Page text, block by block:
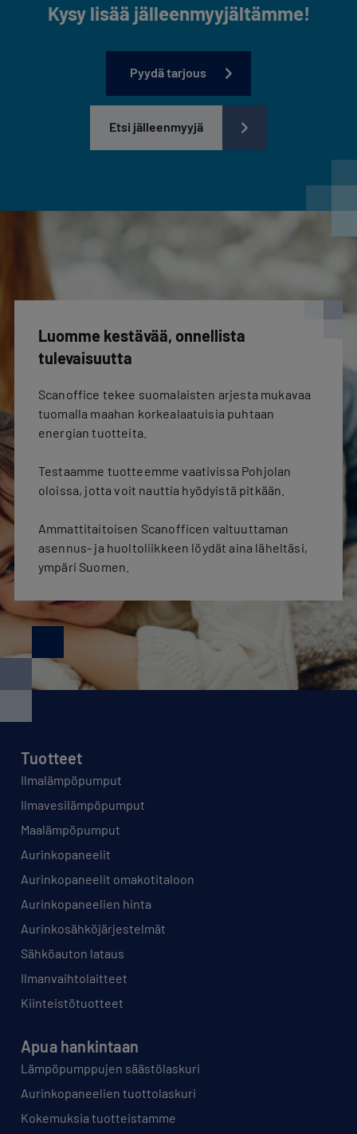
Kysy lisää jälleenmyyjältämme!
Pyydä tarjous
Etsi jälleenmyyjä
Luomme kestävää, onnellista
tulevaisuutta
Scanoffice tekee suomalaisten arjesta mukavaa
tuomalla maahan korkealaatuisia puhtaan
energian tuotteita.
Testaamme tuotteemme vaativissa Pohjolan
oloissa, jotta voit nauttia hyödyistä pitkään.
Ammattitaitoisen Scanofficen valtuuttaman
asennus- ja huoltoliikkeen löydät aina läheltäsi,
ympäri Suomen.
Tuotteet
Ilmalämpöpumput
Ilmavesilämpöpumput
Maalämpöpumput
Aurinkopaneelit
Aurinkopaneelit omakotitaloon
Aurinkopaneelien hinta
Aurinkosähköjärjestelmät
Sähköauton lataus
Ilmanvaihtolaitteet
Kiinteistötuotteet
Apua hankintaan
Lämpöpumppujen säästölaskuri
Aurinkopaneelien tuottolaskuri
Kokemuksia tuotteistamme